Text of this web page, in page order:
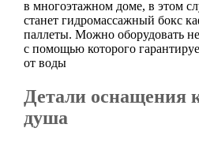
в многоэтажном доме, в этом
станет гидромассажный бокс
паллеты. Можно оборудовать
с помощью которого
от воды
Детали оснащения
душа